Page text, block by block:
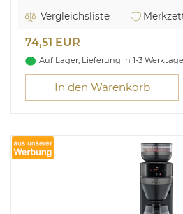
Vergleichsliste
74,51 EUR
Auf Lager, Lieferung in 1-3
In den Warenkorb